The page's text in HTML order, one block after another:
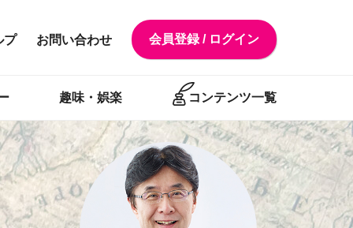
会員登録 / ログイン
お問い合わせ
プ
趣味・娯楽 コンテンツ一覧